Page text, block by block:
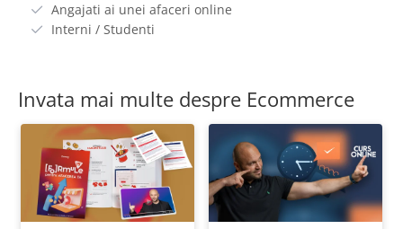
Angajati ai unei afaceri online
Interni / Studenti
Invata mai multe despre Ecommerce